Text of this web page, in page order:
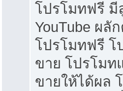
โปรโมทฟรี มี
YouTube ผลั
โปรโมทฟรี โ
ขาย โปรโมท
ขายให้ได้ผล